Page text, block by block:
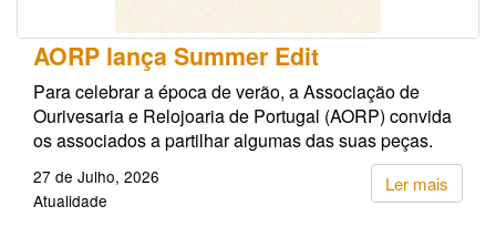
AORP lança Summer Edit
Para celebrar a época de verão, a Associação de
Ourivesaria e Relojoaria de Portugal (AORP) convida
os associados a partilhar algumas das suas peças.
Ler mais
27 de Julho, 2026
Atualidade